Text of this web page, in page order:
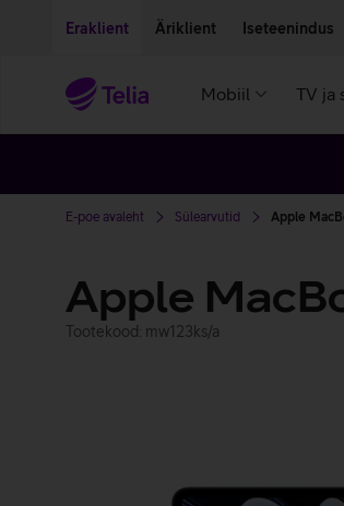
Eraklient Äriklient Iseteenindus
Mobiil TV ja
E-poe avaleht Sülearvutid Apple
Apple
Tootekood: mw123ks/a